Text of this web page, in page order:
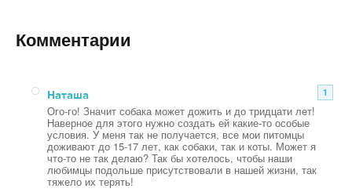
Комментарии
1
Наташа
Ого-го! Значит собака может дожить и до тридцати лет!
Наверное для этого нужно создать ей какие-то особые
условия. У меня так не получается, все мои питомцы
доживают до 15-17 лет, как собаки, так и коты. Может я
что-то не так делаю? Так бы хотелось, чтобы наши
любимцы подольше присутствовали в нашей жизни, так
тяжело их терять!